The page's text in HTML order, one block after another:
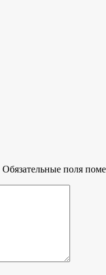
Обязательные поля